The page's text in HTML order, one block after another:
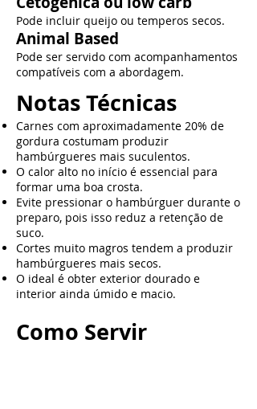
Pode incluir queijo ou temperos secos.
Animal Based
Pode ser servido com acompanhamentos
compatíveis com a abordagem.
Notas Técnicas
Carnes com aproximadamente 20% de
gordura costumam produzir
hambúrgueres mais suculentos.
O calor alto no início é essencial para
formar uma boa crosta.
Evite pressionar o hambúrguer durante o
preparo, pois isso reduz a retenção de
suco.
Cortes muito magros tendem a produzir
hambúrgueres mais secos.
O ideal é obter exterior dourado e
interior ainda úmido e macio.
Como Servir